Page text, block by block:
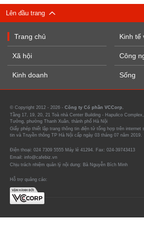
Lên đầu trang
Trang chủ
Xã hội
Kinh doanh
Kinh tế
Công
Sống
© Copyright 2012 - 2026 - Công ty Cổ phần VCCorp.
Tầng 17, 19, 20, 21 Toà nhà Center Building - Hapulico
Tưởng, phường Thanh Xuân, thành phố Hà Nội
Giấy phép thiết lập trang thông tin điện tử tổng hợp trên internet
tin và Truyền thông TP Hà Nội cấp ngày 03 tháng 07 năm 2019.
Điện thoại: 024 7309 5555 Máy lẻ 41294. Fax: 024-39743413
Email: info@cafebiz.vn
Chịu trách nhiệm quản lý nội dung: Bà Nguyễn Bích Minh
Hỗ trợ quảng cáo: